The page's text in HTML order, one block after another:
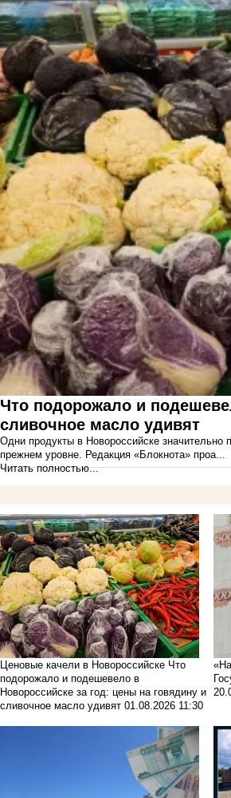
Что подорожало и
сливочное масло удивят
Одни продукты в Новороссийске значительно
прежнем уровне. Редакция «Блокнота» проа...
Читать полностью...
Ценовые качели в Новороссийске Что
подорожало и подешевело в
Новороссийске за год: цены на говядину и
сливочное масло удивят 01.08.2026 11:30